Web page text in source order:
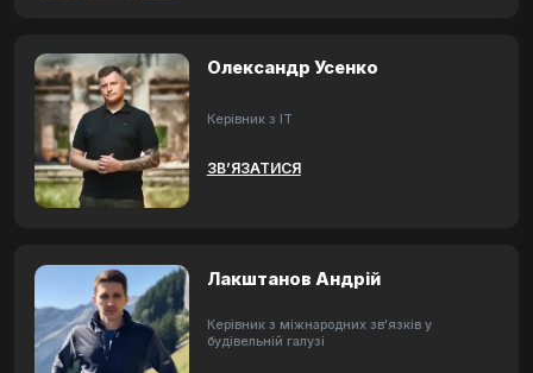
Олександр Усенко
Керівник з ІТ
ЗВ’ЯЗАТИСЯ
Лакштанов Андрій
Керівник з міжнародних зв'язків у
будівельній галузі